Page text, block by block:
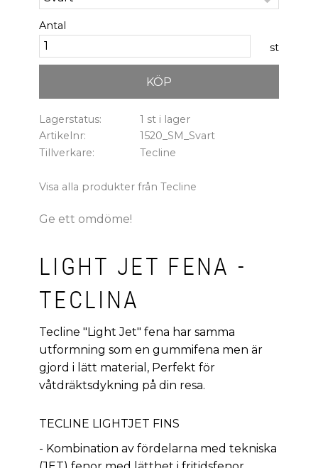
Antal
st
KÖP
Lagerstatus
1 st i lager
Artikelnr
1520_SM_Svart
Tillverkare
Tecline
Visa alla produkter från Tecline
Ge ett omdöme!
LIGHT JET FENA -
TECLINA
Tecline "Light Jet" fena har samma
utformning som en gummifena men är
gjord i lätt material, Perfekt för
våtdräktsdykning på din resa.
TECLINE LIGHTJET FINS
- Kombination av fördelarna med tekniska